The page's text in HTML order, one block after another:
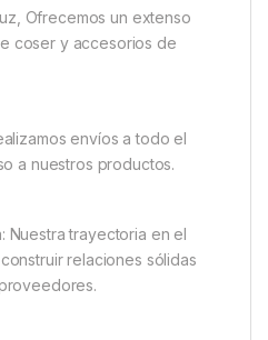
Ofrecemos un extenso
coser y accesorios de
envíos a todo el
a nuestros productos.
Nuestra trayectoria en el
relaciones sólidas